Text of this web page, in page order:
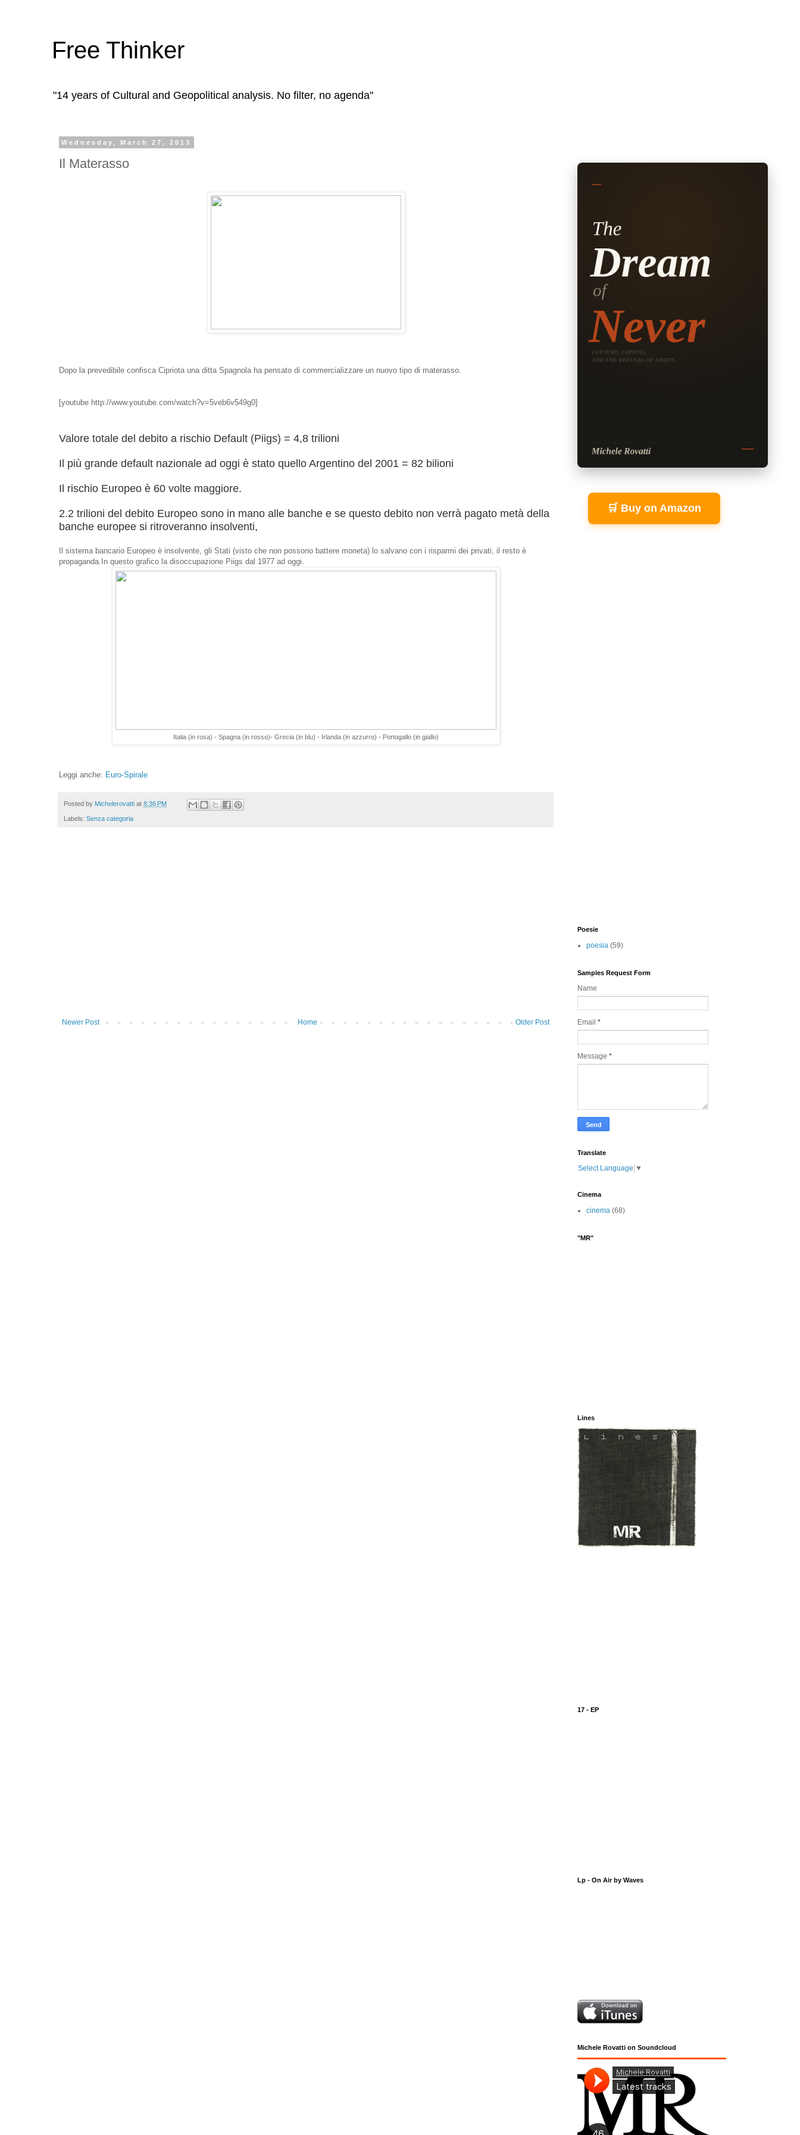
Free Thinker
"14 years of Cultural and Geopolitical analysis. No filter, no agenda"
Wednesday, March 27, 2013
Il Materasso
Dopo la prevedibile confisca Cipriota una ditta Spagnola ha pensato di commercializzare un nuovo tipo di materasso.
[youtube http://www.youtube.com/watch?v=5veb6v549g0]
Valore totale del debito a rischio Default (Piigs) = 4,8 trilioni
Il più grande default nazionale ad oggi è stato quello Argentino del 2001 = 82 bilioni
Il rischio Europeo è 60 volte maggiore.
2.2 trilioni del debito Europeo sono in mano alle banche e se questo debito non verrà pagato metà della
banche europee si ritroveranno insolventi,
Il sistema bancario Europeo è insolvente, gli Stati (visto che non possono battere moneta) lo salvano con i risparmi dei privati, il resto è
propaganda.In questo grafico la disoccupazione Piigs dal 1977 ad oggi.
Italia (in rosa) - Spagna (in rosso)- Grecia (in blu) - Irlanda (in azzurro) - Portogallo (in giallo)
Leggi anche: Euro-Spirale
Posted by Michelerovatti at 8:36 PM
Labels: Senza categoria
Newer Post Older Post
Home
🛒 Buy on Amazon
Poesie
poesia (59)
Samples Request Form
Name
Email *
Message *
Translate
Select Language ▼
Cinema
cinema (68)
"MR"
Lines
17 - EP
Lp - On Air by Waves
Michele Rovatti on Soundcloud